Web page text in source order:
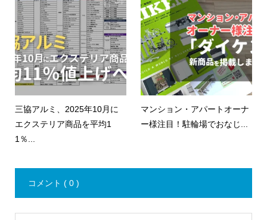
三協アルミ、2025年10月に
エクステリア商品を平均1
1％...
マンション・アパートオーナ
ー様注目！駐輪場でおなじ...
コメント ( 0 )